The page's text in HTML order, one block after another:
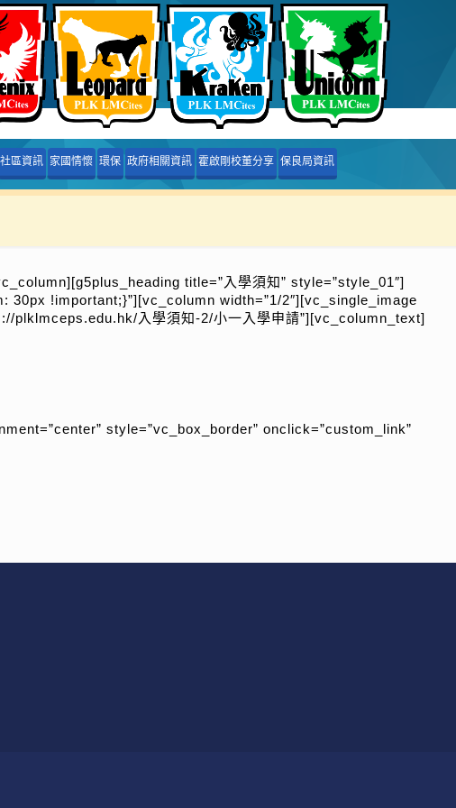
社區資訊 家國情懷 環保 政府相關資訊 霍啟剛校董分享 保良局資訊
title=”入學須知” style=”style_01″]
!important;}”][vc_column width=”1/2″][vc_single_image
plklmceps.edu.hk/入學須知-2/小一入學申請”][vc_column_text]
style=”vc_box_border” onclick=”custom_link”